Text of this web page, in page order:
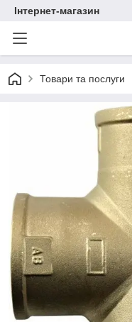
Інтернет-магазин
Товари та послуги